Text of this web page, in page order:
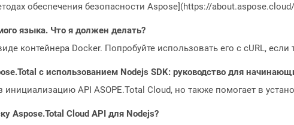
обеспечения безопасности Aspose](https://
языка. Что я должен делать?
контейнера Docker. Попробуйте использовать его с cURL,
с использованием Nodejs SDK: руководство для
инициализацию API ASOPE.Total Cloud, но также помогает в
Aspose.Total Cloud API для Nodejs?